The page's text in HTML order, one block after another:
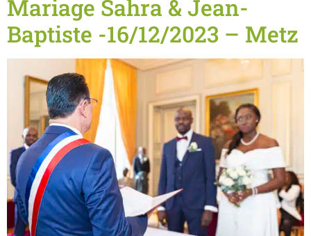
Mariage Sahra & Jean-
Baptiste -16/12/2023 – Metz